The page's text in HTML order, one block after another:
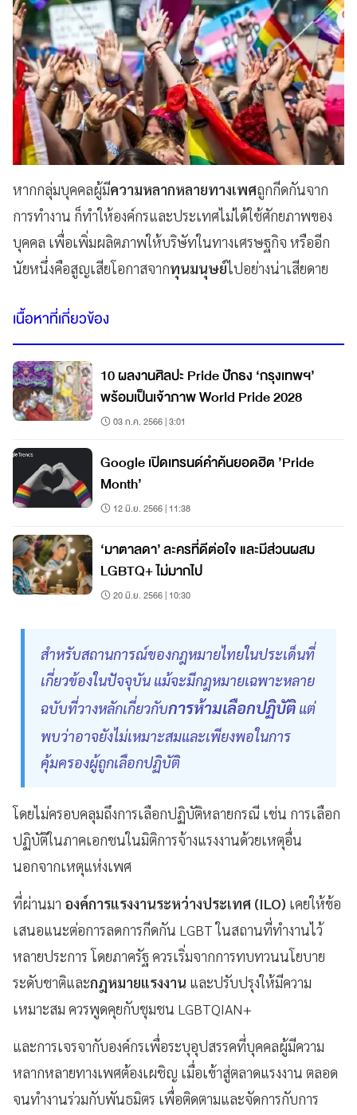
หากกลุ่มบุคคลผู้มีความหลากหลายทางเพศถูกกีดกันจาก
การทำงาน ก็ทำให้องค์กรและประเทศไม่ได้ใช้ศักยภาพของ
บุคคล เพื่อเพิ่มผลิตภาพให้บริษัทในทางเศรษฐกิจ หรืออีก
นัยหนึ่งคือสูญเสียโอกาสจากทุนมนุษย์ไปอย่างน่าเสียดาย
เนื้อหาที่เกี่ยวข้อง
10 ผลงานศิลปะ Pride ปักธง ‘กรุงเทพฯ’
พร้อมเป็นเจ้าภาพ World Pride 2028
03 ก.ค. 2566 | 3:01
Google เปิดเทรนด์คำค้นยอดฮิต ’Pride
Month’
12 มิ.ย. 2566 | 11:38
‘มาตาลดา’ ละครที่ดีต่อใจ และมีส่วนผสม
LGBTQ+ ไม่มากไป
20 มิ.ย. 2566 | 10:30
สำหรับสถานการณ์ของกฎหมายไทยในประเด็นที่
เกี่ยวข้องในปัจจุบัน แม้จะมีกฎหมายเฉพาะหลาย
ฉบับที่วางหลักเกี่ยวกับการห้ามเลือกปฏิบัติแต่
พบว่าอาจยังไม่เหมาะสมและเพียงพอในการ
คุ้มครองผู้ถูกเลือกปฏิบัติ
โดยไม่ครอบคลุมถึงการเลือกปฏิบัติหลายกรณี เช่น การเลือก
ปฏิบัติในภาคเอกชนในมิติการจ้างแรงงานด้วยเหตุอื่น
นอกจากเหตุแห่งเพศ
ที่ผ่านมา องค์การแรงงานระหว่างประเทศ (ILO) เคยให้ข้อ
เสนอแนะต่อการลดการกีดกัน LGBT ในสถานที่ทำงานไว้
หลายประการ โดยภาครัฐ ควรเริ่มจากการทบทวนนโยบาย
ระดับชาติและกฎหมายแรงงาน และปรับปรุงให้มีความ
เหมาะสม ควรพูดคุยกับชุมชน LGBTQIAN+
และการเจรจากับองค์กรเพื่อระบุอุปสรรคที่บุคคลผู้มีความ
หลากหลายทางเพศต้องเผชิญ เมื่อเข้าสู่ตลาดแรงงาน ตลอด
จนทำงานร่วมกับพันธมิตร เพื่อติดตามและจัดการกับการ